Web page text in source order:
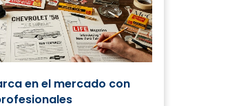
en el mercado con